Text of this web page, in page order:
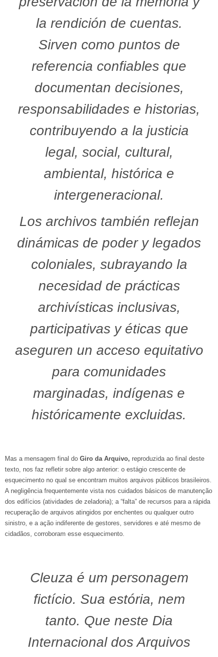
la rendición de cuentas.
Sirven como puntos de
referencia confiables que
documentan decisiones,
responsabilidades e historias,
contribuyendo a la justicia
legal, social, cultural,
ambiental, histórica e
intergeneracional.
Los archivos también reflejan
dinámicas de poder y legados
coloniales, subrayando la
necesidad de prácticas
archivísticas inclusivas,
participativas y éticas que
aseguren un acceso equitativo
para comunidades
marginadas, indígenas e
históricamente excluidas.
Mas a mensagem final do Giro da Arquivo, reproduzida ao final deste
texto, nos faz refletir sobre algo anterior: o estágio crescente de
esquecimento no qual se encontram muitos arquivos públicos brasileiros.
A negligência frequentemente vista nos cuidados básicos de manutenção
dos edifícios (atividades de zeladoria); a “falta” de recursos para a rápida
recuperação de arquivos atingidos por enchentes ou qualquer outro
sinistro, e a ação indiferente de gestores, servidores e até mesmo de
cidadãos, corroboram esse esquecimento.
Cleuza é um personagem
fictício. Sua estória, nem
tanto. Que neste Dia
Internacional dos Arquivos